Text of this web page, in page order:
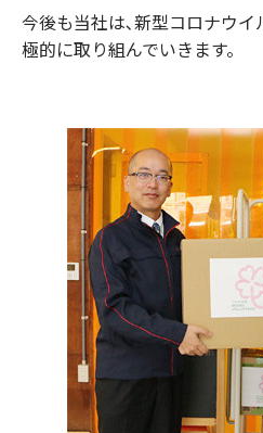
今後も当社は､新型コロナウ
極的に取り組んでいきます。